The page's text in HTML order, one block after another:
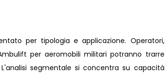
per tipologia e applicazione. Operatori,
per aeromobili militari potranno trarre
segmentale si concentra su capacità